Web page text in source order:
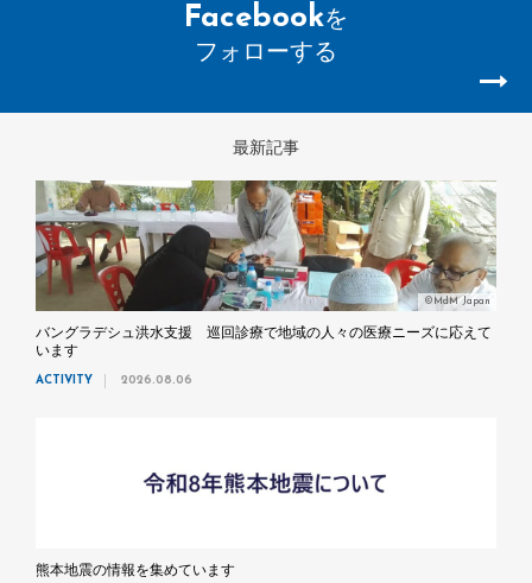
Facebookを
フォローする
最新記事
©MdM Japan
バングラデシュ洪水支援 巡回診療で地域の人々の医療ニーズに応えて
います
ACTIVITY 2026.08.06
熊本地震の情報を集めています